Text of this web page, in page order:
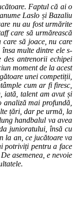
Faptul că ai o
Laslo și Bazaliu
nu au fost urmărite
care să urmărească
care să joace, nu care
multe dintre ele s-
des antrenorii echipei
moment de la acest
unei competiții,
cum ar fi firesc,
iată, talent am avut și
mai profundă,
țări, dar pe urmă, la
handbalul va avea
junioratului, însă cu
la an, ce jucătoare va
potriviți pentru a face
asemenea, e nevoie